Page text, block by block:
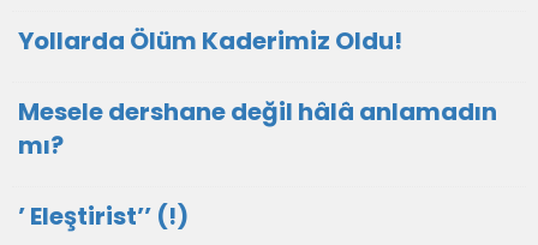
Yollarda Ölüm Kaderimiz Oldu!
Mesele dershane değil hâlâ anlamadın
mı?
’ Eleştirist’’ (!)